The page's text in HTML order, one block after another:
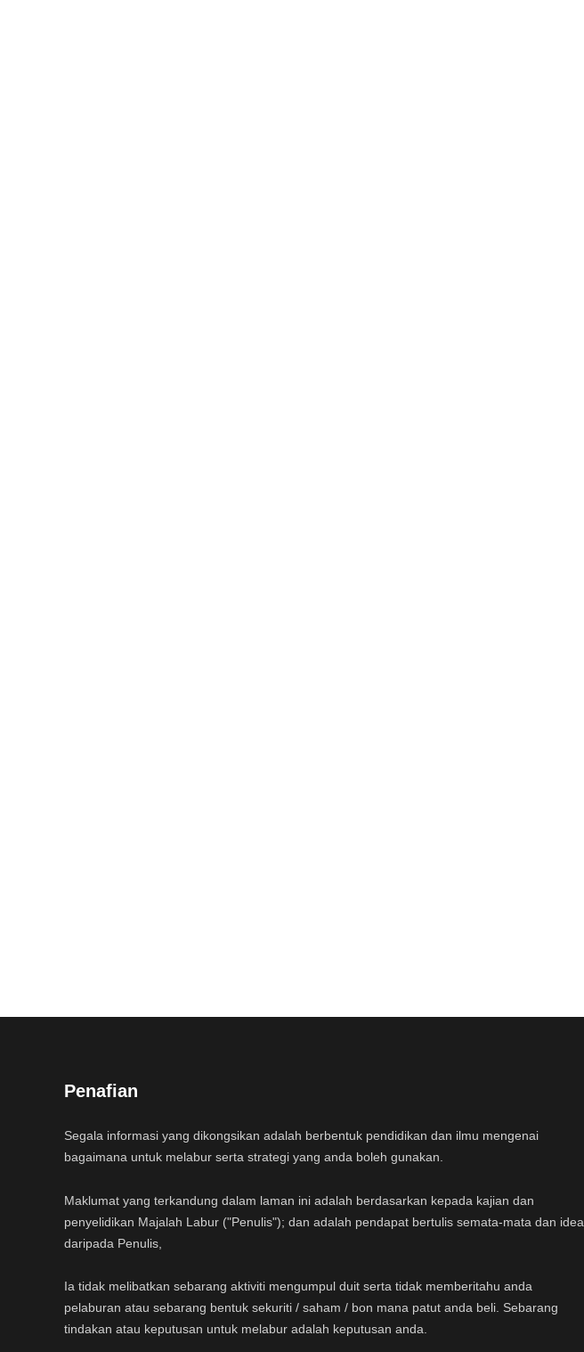
Penafian
Segala informasi yang dikongsikan adalah berbentuk pendidikan dan ilmu mengenai
bagaimana untuk melabur serta strategi yang anda boleh gunakan.
Maklumat yang terkandung dalam laman ini adalah berdasarkan kepada kajian dan
penyelidikan Majalah Labur ("Penulis"); dan adalah pendapat bertulis semata-mata dan idea
daripada Penulis,
Ia tidak melibatkan sebarang aktiviti mengumpul duit serta tidak memberitahu anda
pelaburan atau sebarang bentuk sekuriti / saham / bon mana patut anda beli. Sebarang
tindakan atau keputusan untuk melabur adalah keputusan anda.